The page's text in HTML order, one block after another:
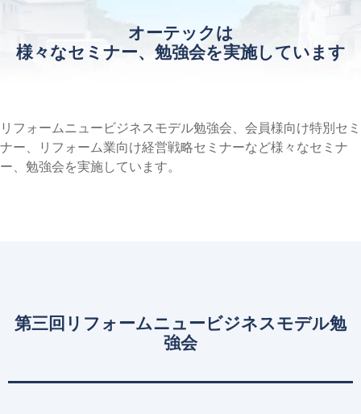
オーテックは
様々なセミナー、勉強会を実施しています
リフォームニュービジネスモデル勉強会、会員様向け特別セミ
ナー、リフォーム業向け経営戦略セミナーなど様々なセミナ
ー、勉強会を実施しています。
第三回リフォームニュービジネスモデル勉
強会